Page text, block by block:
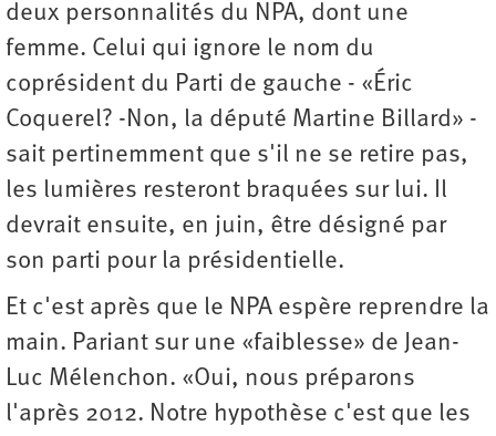
deux personnalités du NPA, dont une
femme. Celui qui ignore le nom du
coprésident du Parti de gauche - «Éric
Coquerel? -Non, la député Martine Billard» -
sait pertinemment que s'il ne se retire pas,
les lumières resteront braquées sur lui. Il
devrait ensuite, en juin, être désigné par
son parti pour la présidentielle.
Et c'est après que le NPA espère reprendre la
main. Pariant sur une «faiblesse» de Jean-
Luc Mélenchon. «Oui, nous préparons
l'après 2012. Notre hypothèse c'est que les